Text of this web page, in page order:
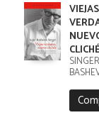
VIEJAS